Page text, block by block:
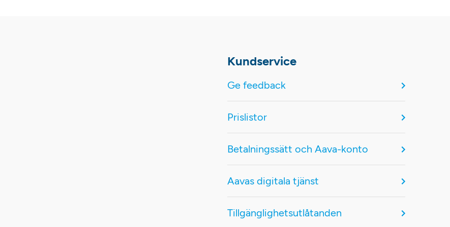
Kundservice
Ge feedback
Prislistor
Betalningssätt och Aava-konto
Aavas digitala tjänst
Tillgänglighetsutlåtanden